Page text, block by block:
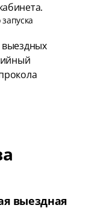
выездная